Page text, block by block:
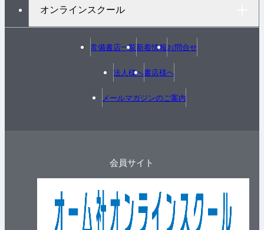
オンラインスクール
常備書店一覧新着情報お問合せ
法人様へ書店様へ
メールマガジンのご案内
会員サイト